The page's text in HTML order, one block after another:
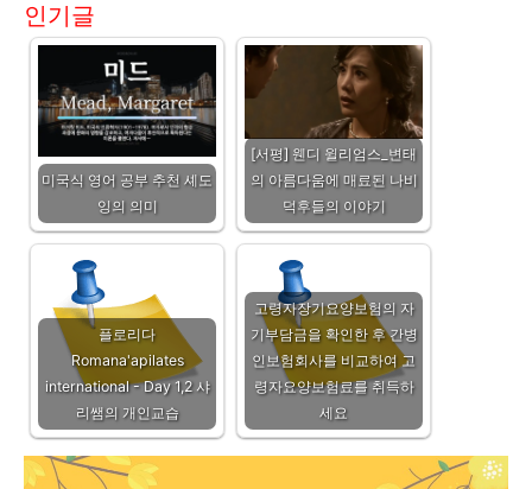
인기글
미국식 영어 공부 추천 셰도
잉의 의미
[서평] 웬디 윌리엄스_변태
의 아름다움에 매료된 나비
덕후들의 이야기
플로리다
Romana'apilates
international - Day 1,2 샤
리쌤의 개인교습
고령자장기요양보험의 자
기부담금을 확인한 후 간병
인보험회사를 비교하여 고
령자요양보험료를 취득하
세요